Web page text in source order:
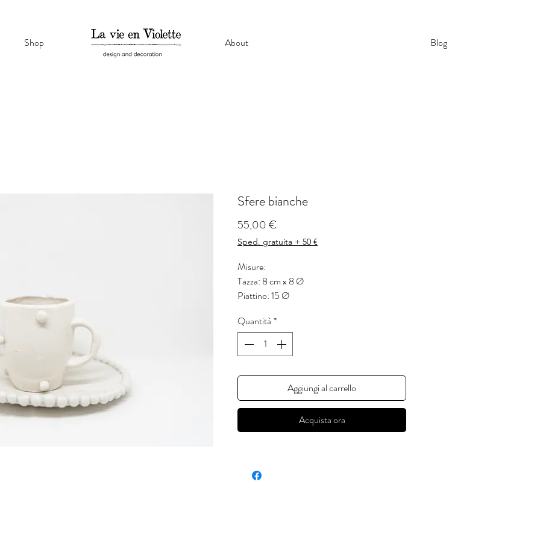
Shop About Blog
Sfere bianche
55,00 €Prezzo
Sped. gratuita + 50 €
Misure:
Tazza: 8 cm x 8 Ø
Piattino: 15 Ø
'C'è una crepa in ogni cosa.
E' da lì che entra la luce.'
Ognuno di questi prodotti è realizzato a mano
e dipinto con colori apiombici, cristallizzato
successivamente in uno smalto lucido e
Le piccole imperfezioni e la non uniformità del
prodotto sono la 'luce' che cerco in ogni
Quantità *
Aggiungi al carrello
Acquista ora